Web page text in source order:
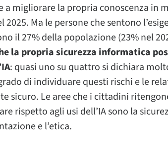
a migliorare la propria conoscenza in
2025. Ma le persone che sentono
il 27% della popolazione (23% nel
la propria sicurezza informatica
: quasi uno su quattro si dichiara
di individuare questi rischi e le
sicuro. Le aree che i cittadini
rispetto agli usi dell’IA sono la
e l’etica.